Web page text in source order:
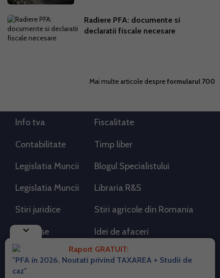
Radiere PFA: documente si
declaratii fiscale necesare
Mai multe articole despreformularul 700
keyboard_arrow_down
Raport GRATUIT:
"PFA in 2026. Noutati privind TAXAREA + Studii de
caz"
Info tva Fiscalitate
Contabilitate Timp liber
Legislatia Muncii Blogul Specialistului
Legislatia Muncii Libraria R&S
Stiri juridice Stiri agricole din Romania
AdSense Idei de afaceri
RSS Flux RSS 2.0